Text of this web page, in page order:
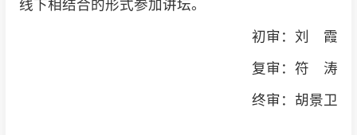
线下相结合的形式参加讲坛。
初审：刘 霞
复审：符 涛
终审：胡景卫